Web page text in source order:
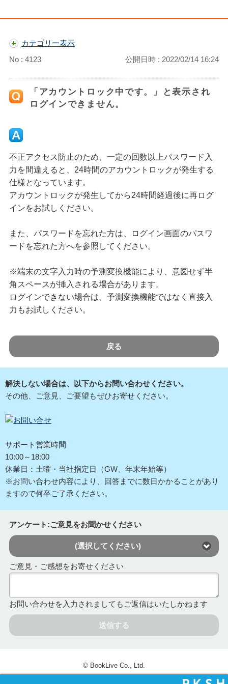
カテゴリー表示
No : 4123
公開日時 : 2022/02/14 16:24
「アカウントロック中です。」と表示され
ログインできません。
不正アクセス防止のため、一定の回数以上パスワード入
力を間違えると、24時間のアカウントロックが発生する
仕様となっています。
アカウントロックが発生してから24時間経過後に再ログ
インをお試しください。
また、パスワードを忘れた方は、ログイン画面のパスワ
ードを忘れた方へを参照してください。
※端末の文字入力時の予測変換機能により、意図せず半
角スペースが挿入される場合があります。
ログインできない場合は、予測変換機能ではなく直接入
力もお試しください。
戻る
解決しない場合は、以下からお問い合わせください。
その他、ご意見、ご要望もぜひお寄せください。
サポート営業時間
10:00～18:00
休業日：土曜・当社指定日（GW、年末年始等）
※お問い合わせ内容により、回答までに数日かかることがあり
ますので何卒ご了承ください。
アンケート:ご意見をお聞かせください
(選択してください)
ご意見・ご感想をお寄せください
お問い合わせを入力されましてもご返信はいたしかねます
送信する
© BookLive Co., Ltd.